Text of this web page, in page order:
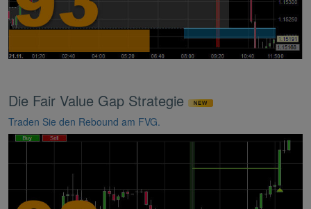
Die Fair Value Gap Strategie
Traden Sie den Rebound am FVG.